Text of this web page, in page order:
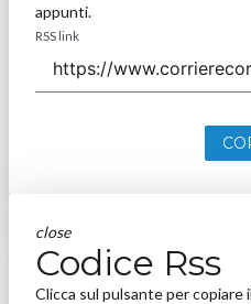
appunti.
RSS link
close
Codice Rss
Clicca sul pulsante per copiare